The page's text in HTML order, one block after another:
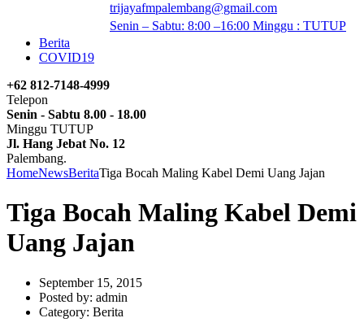
trijayafmpalembang@gmail.com
Senin – Sabtu: 8:00 –16:00 Minggu : TUTUP
Berita
COVID19
+62 812-7148-4999
Telepon
Senin - Sabtu 8.00 - 18.00
Minggu TUTUP
Jl. Hang Jebat No. 12
Palembang.
HomeNewsBeritaTiga Bocah Maling Kabel Demi Uang Jajan
Tiga Bocah Maling Kabel Demi
Uang Jajan
September 15, 2015
Posted by: admin
Category: Berita